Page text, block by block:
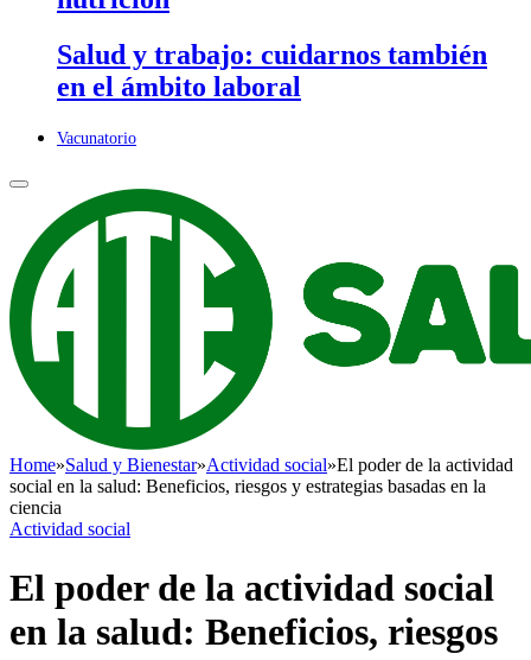
Salud y trabajo: cuidarnos también
en el ámbito laboral
Vacunatorio
Home»Salud y Bienestar»Actividad social»El poder de la actividad
social en la salud: Beneficios, riesgos y estrategias basadas en la
ciencia
Actividad social
El poder de la actividad social
en la salud: Beneficios, riesgos